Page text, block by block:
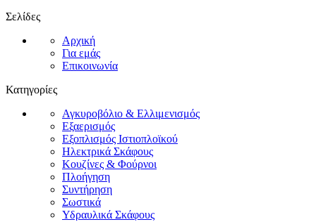
Σελίδες
Αρχική
Για εμάς
Επικοινωνία
Κατηγορίες
Αγκυροβόλιο & Ελλιμενισμός
Εξαερισμός
Εξοπλισμός Ιστιοπλοϊκού
Ηλεκτρικά Σκάφους
Κουζίνες & Φούρνοι
Πλοήγηση
Συντήρηση
Σωστικά
Υδραυλικά Σκάφους